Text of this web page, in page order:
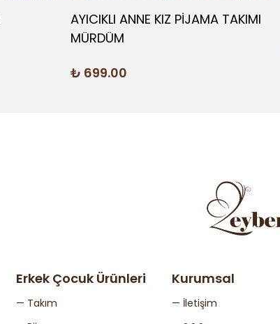
AYICIKLI ANNE KIZ PİJAMA TAKIMI
MÜRDÜM
₺ 699.00
Erkek Çocuk Ürünleri
— Takım
Kurumsal
— İletişim